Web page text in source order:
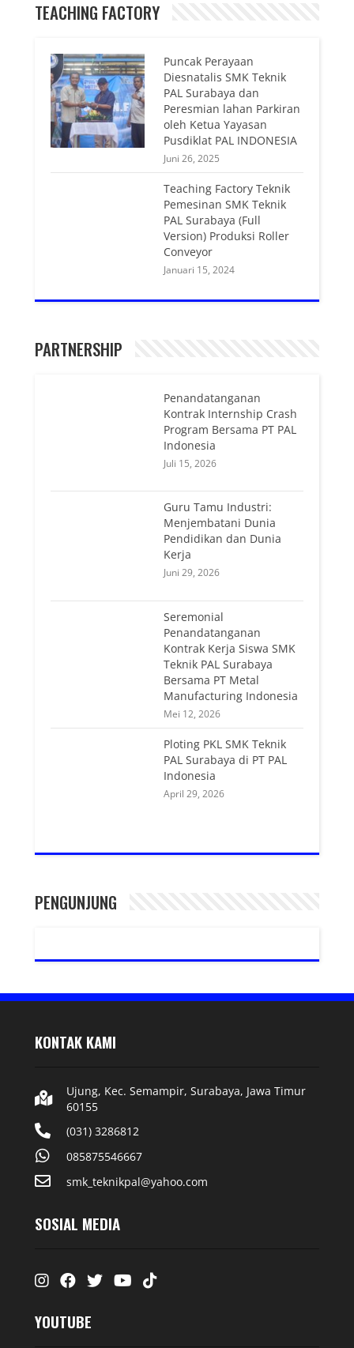
TEACHING FACTORY
Puncak Perayaan
Diesnatalis SMK Teknik
PAL Surabaya dan
Peresmian lahan Parkiran
oleh Ketua Yayasan
Pusdiklat PAL INDONESIA
Juni 26, 2025
Teaching Factory Teknik
Pemesinan SMK Teknik
PAL Surabaya (Full
Version) Produksi Roller
Conveyor
Januari 15, 2024
PARTNERSHIP
Penandatanganan
Kontrak Internship Crash
Program Bersama PT PAL
Indonesia
Juli 15, 2026
Guru Tamu Industri:
Menjembatani Dunia
Pendidikan dan Dunia
Kerja
Juni 29, 2026
Seremonial
Penandatanganan
Kontrak Kerja Siswa SMK
Teknik PAL Surabaya
Bersama PT Metal
Manufacturing Indonesia
Mei 12, 2026
Ploting PKL SMK Teknik
PAL Surabaya di PT PAL
Indonesia
April 29, 2026
PENGUNJUNG
KONTAK KAMI
Ujung, Kec. Semampir, Surabaya, Jawa Timur
60155
(031) 3286812
085875546667
smk_teknikpal@yahoo.com
SOSIAL MEDIA
Instagram
FacebookTwitterYoutube
Tiktok
YOUTUBE